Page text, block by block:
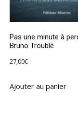
Pas une minute à
Bruno Troublé
27,00€
Ajouter au panier